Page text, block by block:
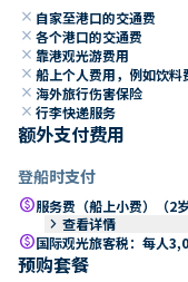
close 自家至港口的交通费
close 各个港口的交通费
close 靠港观光游费用
close 船上个人费用，例如饮
close 海外旅行伤害保险
close 行李快递服务
额外支付费用
登船时支付
paid服务费（船上小费）（2
keyboard_arrow_right 查看详情
paid国际观光旅客税：每人
预购套餐